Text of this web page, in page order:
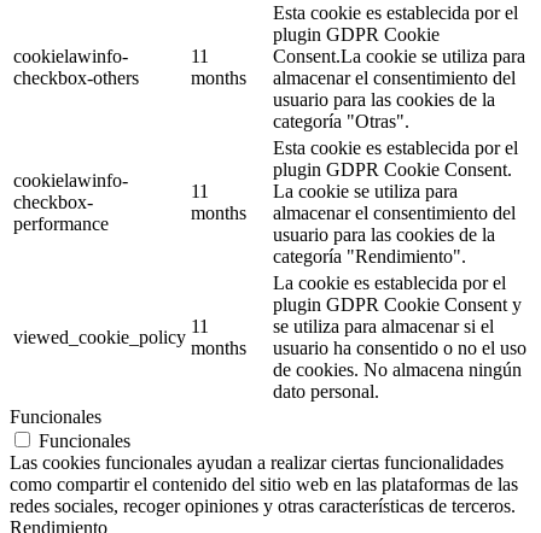
cookielawinfo-
checkbox-others
11
months
Esta cookie es establecida por el
plugin GDPR Cookie
Consent.La cookie se utiliza para
almacenar el consentimiento del
usuario para las cookies de la
categoría "Otras".
cookielawinfo-
checkbox-
performance
11
months
Esta cookie es establecida por el
plugin GDPR Cookie Consent.
La cookie se utiliza para
almacenar el consentimiento del
usuario para las cookies de la
categoría "Rendimiento".
viewed_cookie_policy
11
months
La cookie es establecida por el
plugin GDPR Cookie Consent y
se utiliza para almacenar si el
usuario ha consentido o no el uso
de cookies. No almacena ningún
dato personal.
Funcionales
Funcionales
Las cookies funcionales ayudan a realizar ciertas funcionalidades
como compartir el contenido del sitio web en las plataformas de las
redes sociales, recoger opiniones y otras características de terceros.
Rendimiento